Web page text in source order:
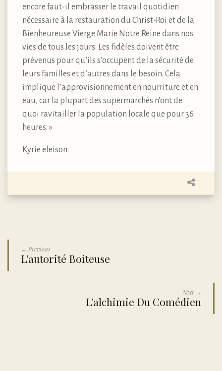
encore faut-il embrasser le travail quotidien
nécessaire à la restauration du Christ-Roi et de la
Bienheureuse Vierge Marie Notre Reine dans nos
vies de tous les jours. Les fidèles doivent être
prévenus pour qu’ils s’occupent de la sécurité de
leurs familles et d’autres dans le besoin. Cela
implique l’approvisionnement en nourriture et en
eau, car la plupart des supermarchés n’ont de
quoi ravitailler la population locale que pour 36
heures. »
Kyrie eleison.
← Previous
L’autorité Boiteuse
Next →
L’alchimie Du Comédien